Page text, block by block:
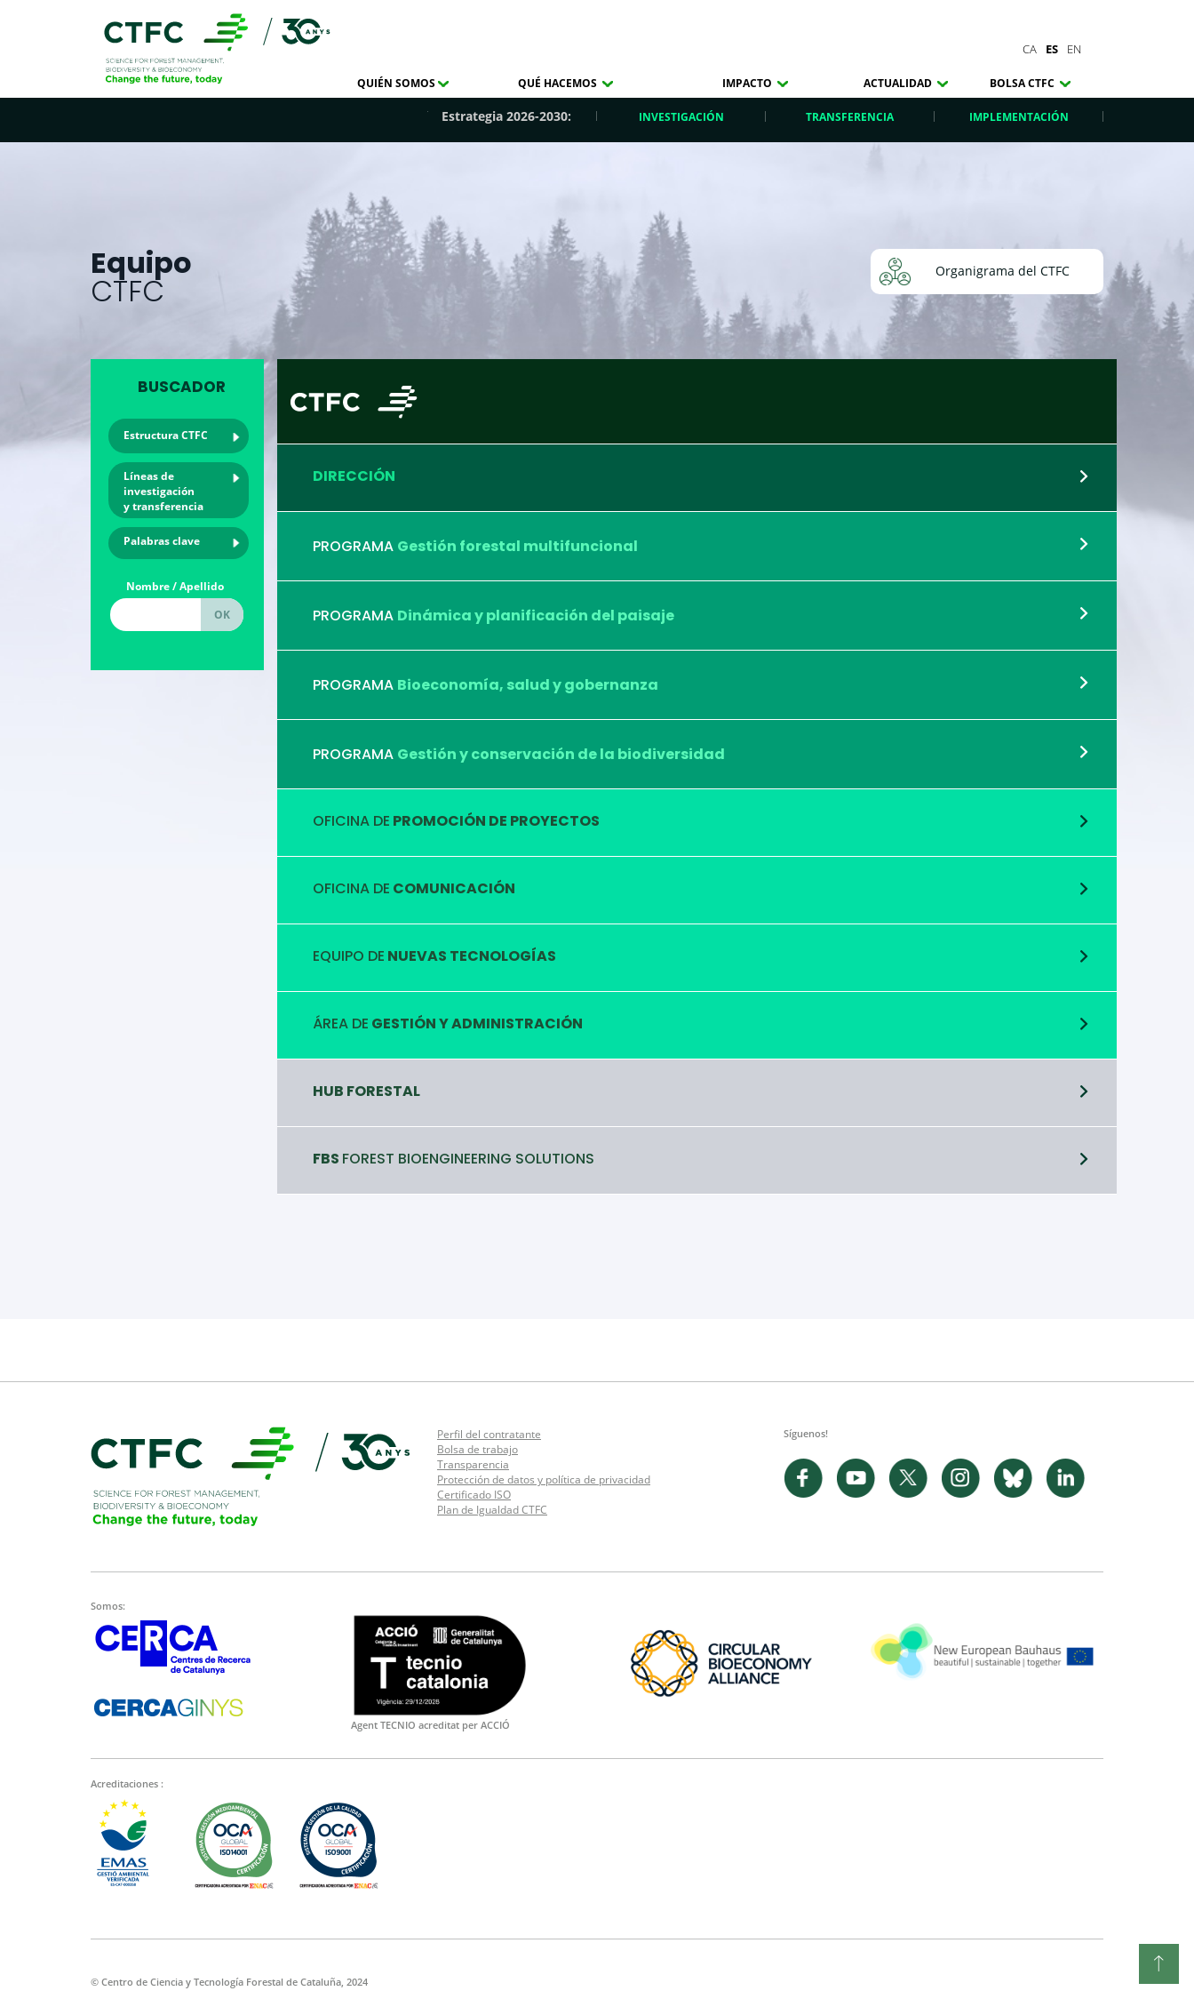
CA ES EN
QUIÉN SOMOS QUÉ HACEMOS IMPACTO ACTUALIDAD BOLSA CTFC
Estrategia 2026-2030: INVESTIGACIÓN TRANSFERENCIA IMPLEMENTACIÓN
Equipo
CTFC
Organigrama del CTFC
BUSCADOR
Estructura CTFC
Líneas de
investigación
y transferencia
Palabras clave
Nombre / Apellido
DIRECCIÓN
PROGRAMA Gestión forestal multifuncional
PROGRAMA Dinámica y planificación del paisaje
PROGRAMA Bioeconomía, salud y gobernanza
PROGRAMA Gestión y conservación de la biodiversidad
OFICINA DE PROMOCIÓN DE PROYECTOS
OFICINA DE COMUNICACIÓN
EQUIPO DE NUEVAS TECNOLOGÍAS
ÁREA DE GESTIÓN Y ADMINISTRACIÓN
HUB FORESTAL
FBS FOREST BIOENGINEERING SOLUTIONS
Perfil del contratante
Bolsa de trabajo
Transparencia
Protección de datos y política de privacidad
Certificado ISO
Plan de Igualdad CTFC
Síguenos!
Somos:
Agent TECNIO acreditat per ACCIÓ
Acreditaciones :
© Centro de Ciencia y Tecnología Forestal de Cataluña, 2024